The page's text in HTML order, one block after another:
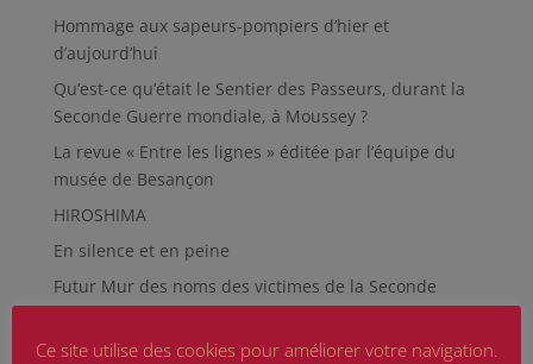
Hommage aux sapeurs-pompiers d’hier et
d’aujourd’hui
Qu’est-ce qu’était le Sentier des Passeurs, durant la
Seconde Guerre mondiale, à Moussey ?
La revue « Entre les lignes » éditée par l’équipe du
musée de Besançon
HIROSHIMA
En silence et en peine
Futur Mur des noms des victimes de la Seconde
Guerre mondiale
RÉPARER LES OMISSIONS SUR LES MONUMENTS AUX
Ce site utilise des cookies pour améliorer votre navigation.